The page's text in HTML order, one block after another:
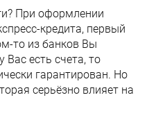
При оформлении
кредита, первый
то из банков Вы
Вас есть счета, то
гарантирован. Но
серьёзно влияет на